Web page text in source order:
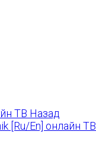
ТВ Назад
[Ru/En] онлайн ТВ